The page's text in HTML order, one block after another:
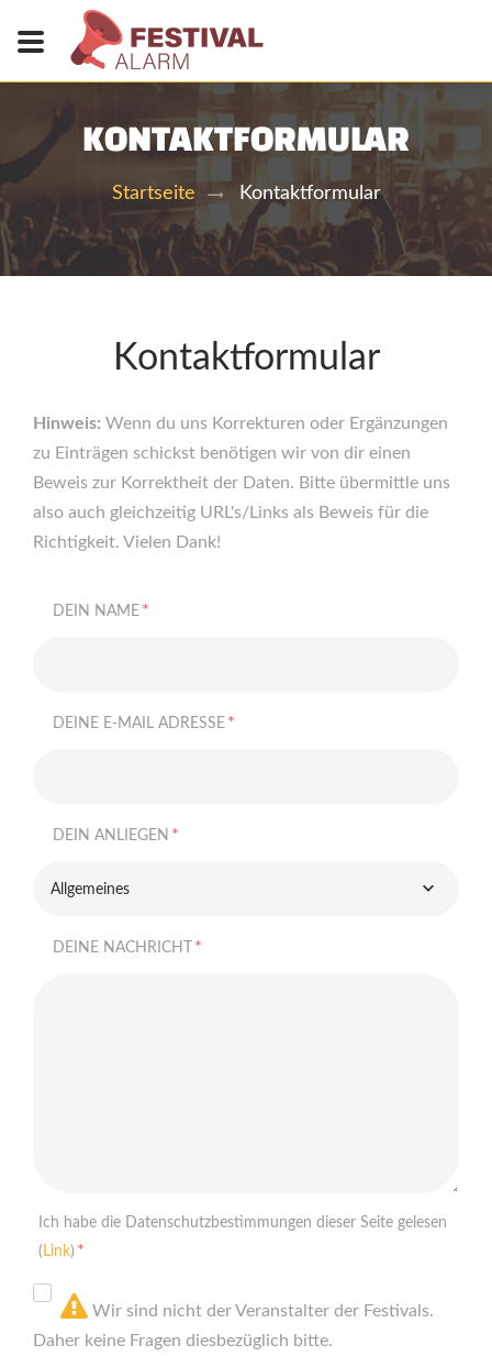
KONTAKTFORMULAR
Startseite Kontaktformular
Kontaktformular
Hinweis: Wenn du uns Korrekturen oder Ergänzungen
zu Einträgen schickst benötigen wir von dir einen
Beweis zur Korrektheit der Daten. Bitte übermittle uns
also auch gleichzeitig URL's/Links als Beweis für die
Richtigkeit. Vielen Dank!
DEIN NAME *
DEINE E-MAIL ADRESSE *
DEIN ANLIEGEN *
Allgemeines
DEINE NACHRICHT *
Ich habe die Datenschutzbestimmungen dieser Seite gelesen
( Link) *
Wir sind nicht der Veranstalter der Festivals.
Daher keine Fragen diesbezüglich bitte.